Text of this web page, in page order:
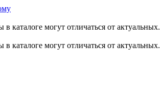
каталоге могут отличаться от актуальных.
каталоге могут отличаться от актуальных.